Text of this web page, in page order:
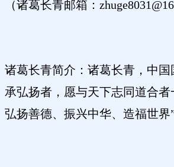
（诸葛长青邮箱：
诸葛长青简介：诸葛长青，中
承弘扬者，愿与天下志同道合者
弘扬善德、振兴中华、造福世界”